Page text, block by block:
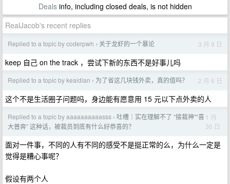
Dealsinfo, including closed deals, is not hidden
RealJacob's recent replies
Replied to a topic by coderpwh › 关于龙虾的一个暴论 3 月 9 日
keep 自己 on the track ，尝试下新的东西不是好事儿吗
Replied to a topic by keaidian › 为了省这几块钱外卖，真的值吗？ 2 月 6 日
这个不是生活圈子问题吗，身边能有愿意用 15 元以下点外卖的人
Replied to a topic by aaaaaaaaaasss › 吐槽｜实在理解不了 “接裁神”“喜
大普奔” 这种话，被裁员到底有什么好恭喜的？
1 月
30 日
面对一件事，不同的人有不同的感受不是挺正常的么，为什么一定是
觉得是糟心事呢？
假设有两个人